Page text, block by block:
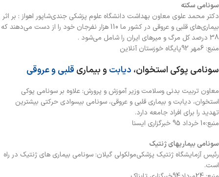
سونامی سکته
دکتر محمد علوي معاون بهداشت دانشگاه علوم پزشکي جندي‌شاپور اهواز : بر اثر
بيماري‌هاي قلبي و عروقي در کشور ما 110 هزار نفرجان خود را از دست مي‌دهند که
38 درصد کل مرگ و ميرهاي ايران را شامل مي‌شود .
منبع: 6مهر 92پایگاه خوزستان آنلاین
سونامی پوکی استخوان، دیابت و بیماری قلبی و عروقی
معاون تربیت بدنی وسلامت وزیر آموزش و پرورش: علاوه بر سونامی پوکی
استخوان، دیابت و بیماری قلبی و عروقی، سونامی بیسوادی حرکتی بیشترین
تهدید را برای افراد جامعه دارد.
منبع:10 خرداد 95 خبرگزاری ایسنا
سونامي بيماریهای ژنتيك
رئيس آزمايشگاه ژنتيك پزشكي‌مولكولي گيلان: سونامي بيماری های ژنتيك در راه
است.